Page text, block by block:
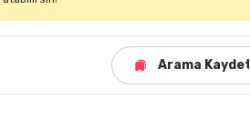
Arama Kaydet